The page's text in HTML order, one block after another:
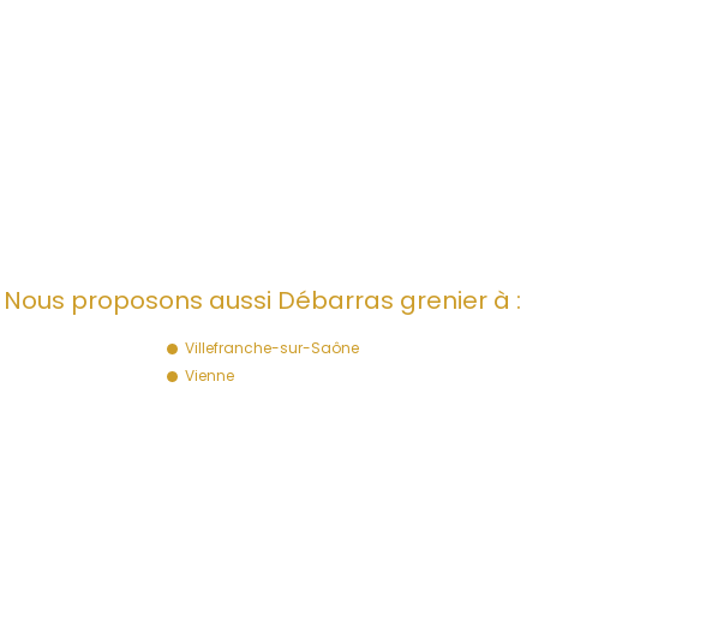
Nous proposons aussi Débarras grenier à :
Villefranche-sur-Saône
Vienne